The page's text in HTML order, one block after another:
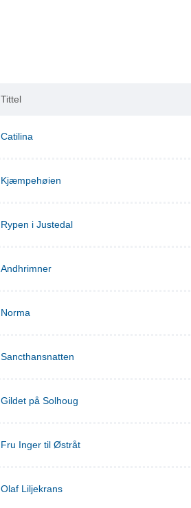
Tittel
Catilina
Kjæmpehøien
Rypen i Justedal
Andhrimner
Norma
Sancthansnatten
Gildet på Solhoug
Fru Inger til Østråt
Olaf Liljekrans